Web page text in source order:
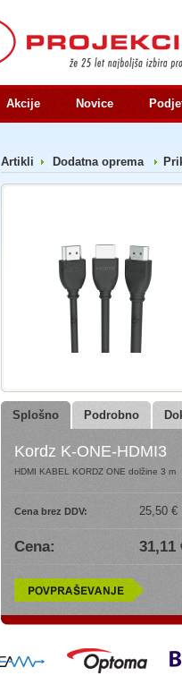
Akcije Novice
Artikli Dodatna oprema
Splošno Podrobno
Kordz K-ONE-HDMI3
HDMI KABEL KORDZ ONE dolžine 3 m
Cena brez DDV: 25,50 €
Cena: 31,11